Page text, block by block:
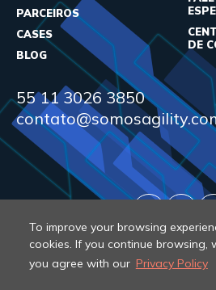
To improve your browsing
cookies. If you continue browsing,
you agree with our Privacy Policy
PARCEIROS
CASES
BLOG
DE
55 11 3026 3850